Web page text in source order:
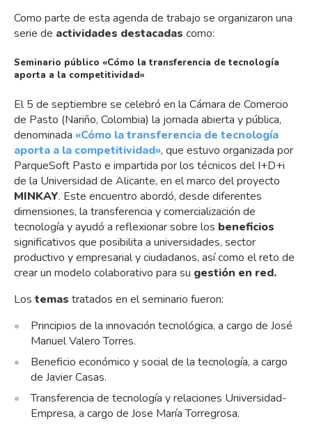
Como parte de esta agenda de trabajo se organizaron una
serie de actividades destacadas como:
Seminario público «Cómo la transferencia de tecnología
aporta a la competitividad»
El 5 de septiembre se celebró en la Cámara de Comercio
de Pasto (Nariño, Colombia) la jornada abierta y pública,
denominada «Cómo la transferencia de tecnología
aporta a la competitividad», que estuvo organizada por
ParqueSoft Pasto e impartida por los técnicos del I+D+i
de la Universidad de Alicante, en el marco del proyecto
MINKAY. Este encuentro abordó, desde diferentes
dimensiones, la transferencia y comercialización de
tecnología y ayudó a reflexionar sobre los beneficios
significativos que posibilita a universidades, sector
productivo y empresarial y ciudadanos, así como el reto de
crear un modelo colaborativo para su gestión en red.
Los temas tratados en el seminario fueron:
Principios de la innovación tecnológica, a cargo de José
Manuel Valero Torres.
Beneficio económico y social de la tecnología, a cargo
de Javier Casas.
Transferencia de tecnología y relaciones Universidad-
Empresa, a cargo de Jose María Torregrosa.